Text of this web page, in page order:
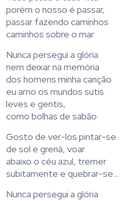
porém o nosso é passar,
passar fazendo caminhos
caminhos sobre o mar
Nunca persegui a glória
nem deixar na memória
dos homens minha canção
eu amo os mundos sutis
leves e gentis,
como bolhas de sabão
Gosto de ver-los pintar-se
de sol e grená, voar
abaixo o céu azul, tremer
subitamente e quebrar-se…
Nunca persegui a glória